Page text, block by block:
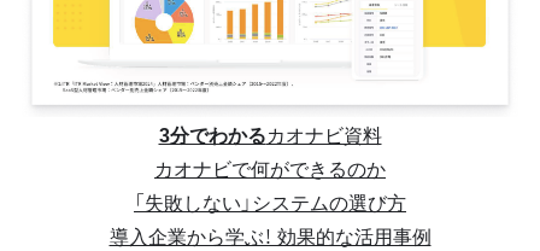
3分でわかるカオナビ資料
カオナビで何ができるのか
「失敗しない」システムの選び方
導入企業から学ぶ！ 効果的な活用事例